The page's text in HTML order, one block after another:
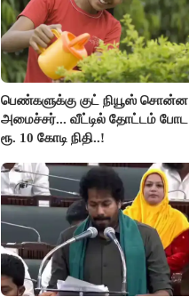
பெண்களுக்கு குட் நியூஸ் சொன்ன
அமைச்சர்... வீட்டில் தோட்டம் போட
ரூ. 10 கோடி நிதி..!